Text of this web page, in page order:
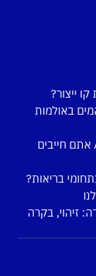
ייצור?
באולמות
קורס צילום בתל אביב: למה דווקא בעידן ה-AI אתם חייבים
בריאות?
זיהוי, בקרה